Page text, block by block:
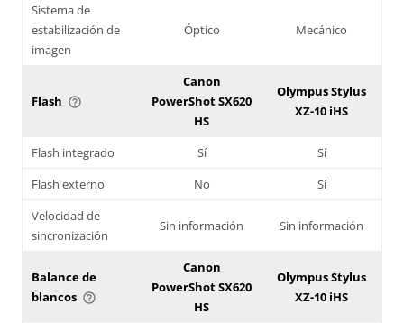
Sistema de
estabilización de
imagen
Óptico Mecánico
Flash help_outline
Canon
PowerShot SX620
HS
Olympus Stylus
XZ-10 iHS
Flash integrado Sí
Sí
Flash externo
No
Sí
Velocidad de
sincronización
Sin información Sin información
Balance de
blancos help_outline
Canon
PowerShot SX620
HS
Olympus Stylus
XZ-10 iHS